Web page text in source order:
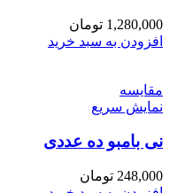
1,280,000 تومان
افزودن به سبد خرید
مقايسه
نمایش سریع
نی بامبو ده عددی
248,000 تومان